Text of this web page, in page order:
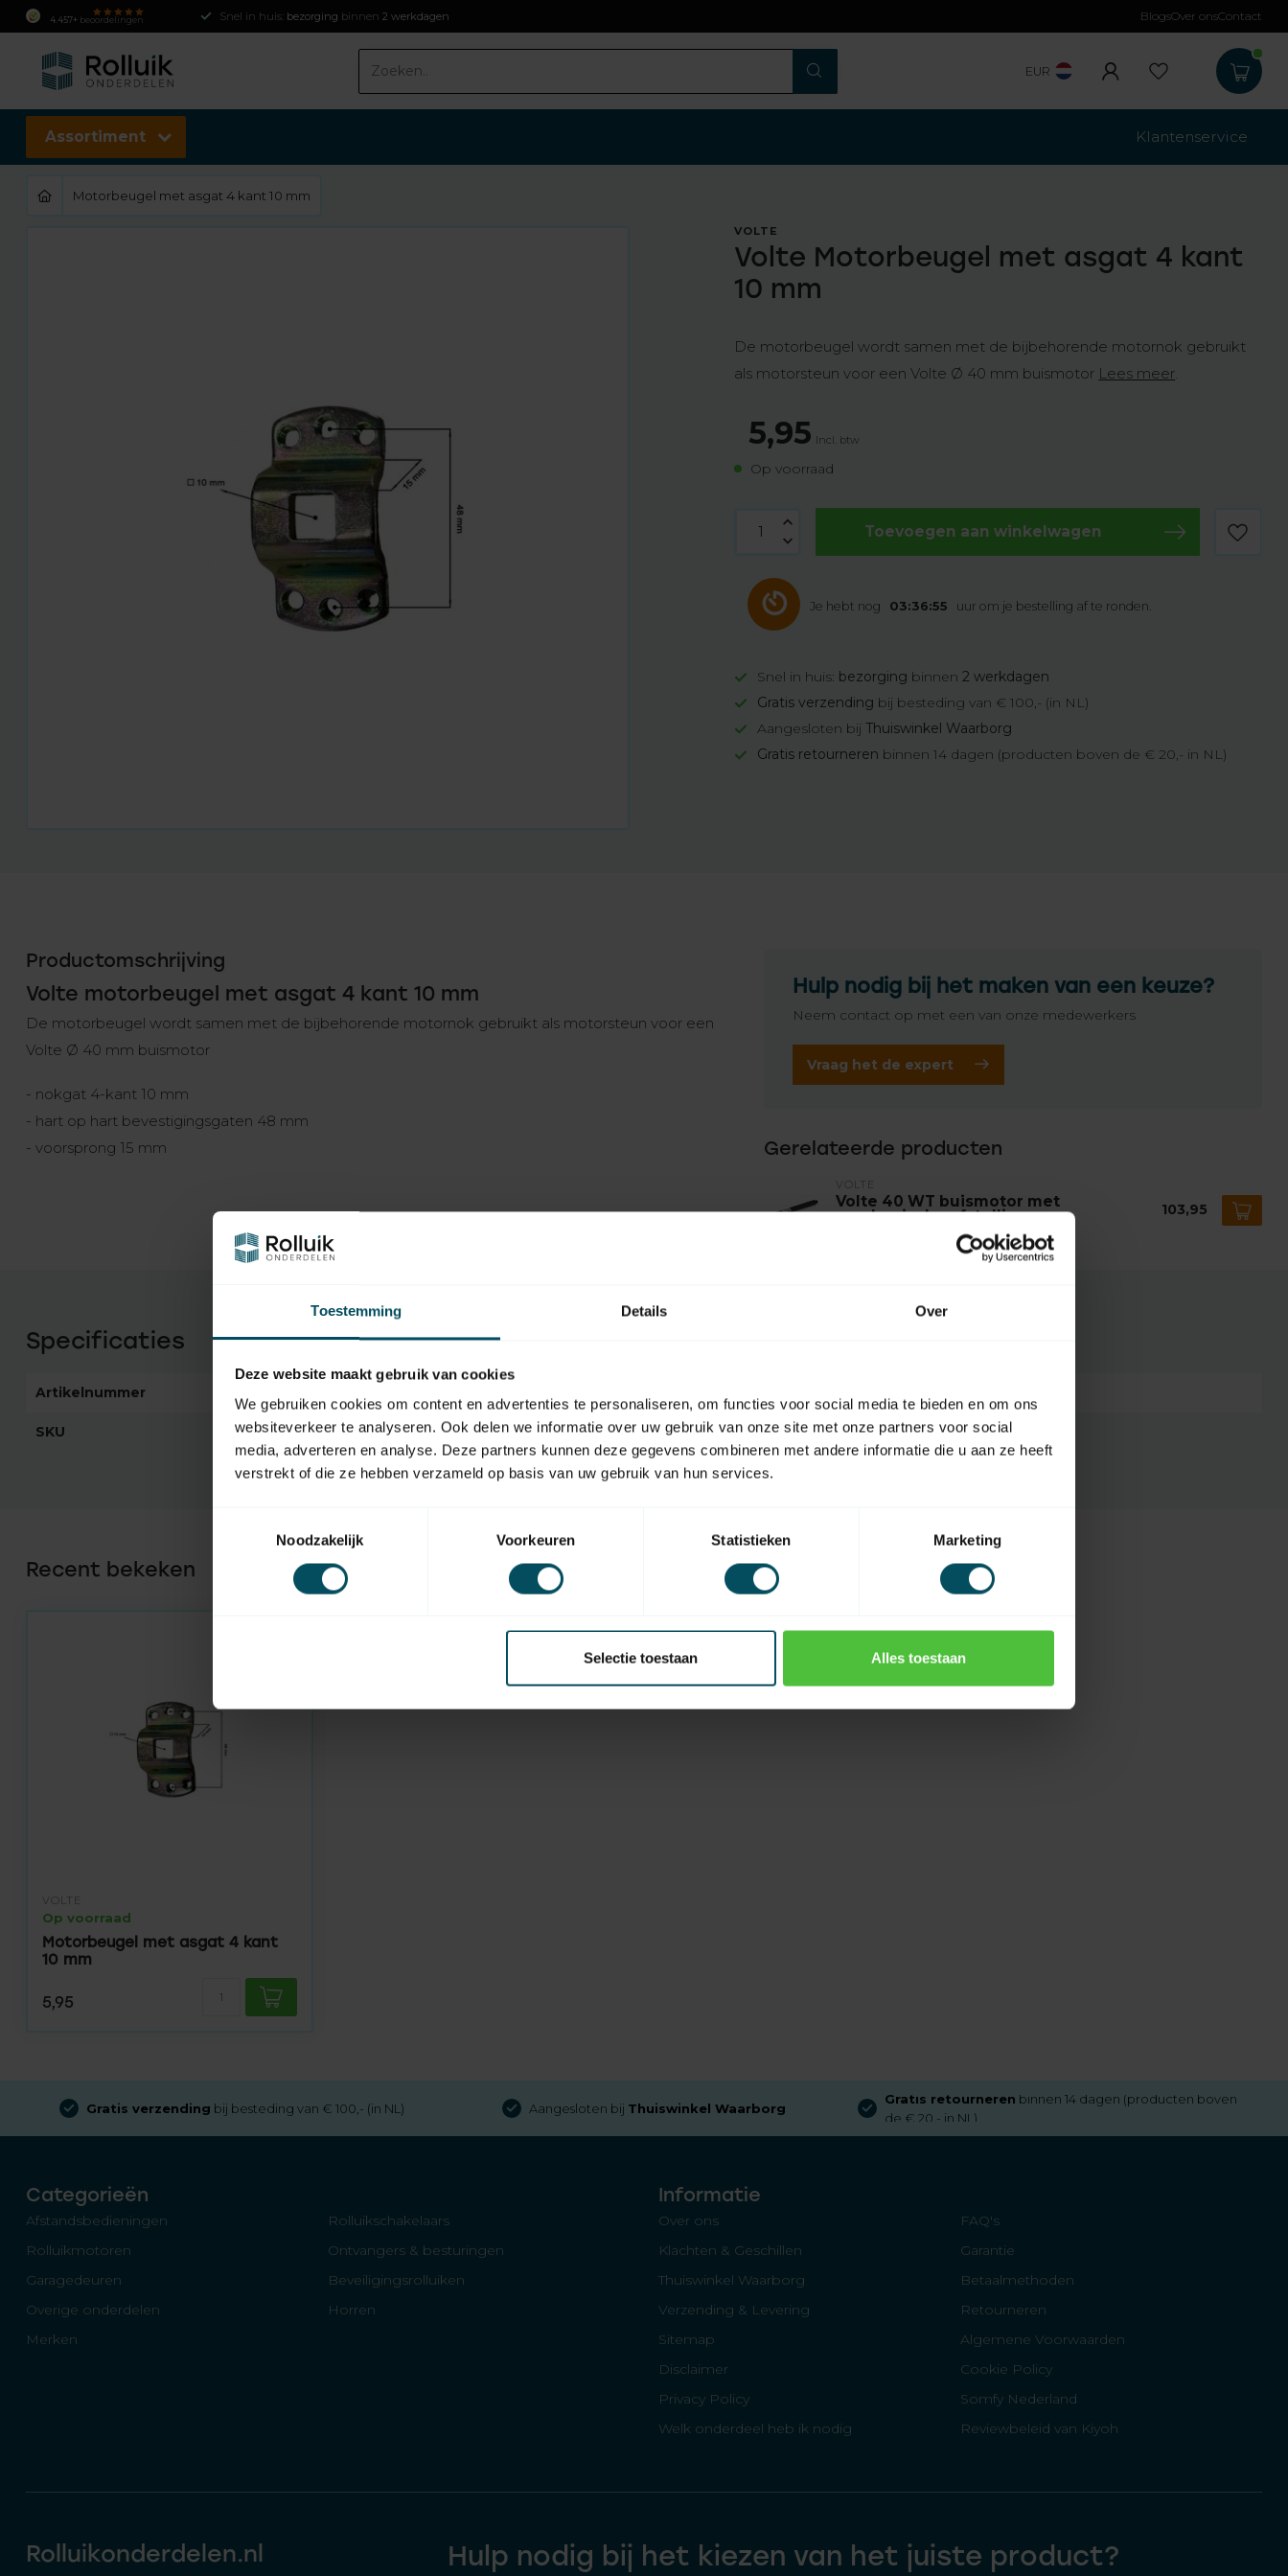
Toestemming Details Over
Deze website maakt gebruik van cookies
We gebruiken cookies om content en advertenties te personaliseren, om functies voor social media te bieden en om ons
websiteverkeer te analyseren. Ook delen we informatie over uw gebruik van onze site met onze partners voor social
media, adverteren en analyse. Deze partners kunnen deze gegevens combineren met andere informatie die u aan ze heeft
verstrekt of die ze hebben verzameld op basis van uw gebruik van hun services.
Noodzakelijk
Voorkeuren Statistieken Marketing
Selectie toestaan Alles toestaan
4.457+ beoordelingen Snel in huis: bezorging binnen 2 werkdagen Gratis verzending
BlogsOver onsContact
EUR
Assortiment Klantenservice
Motorbeugel met asgat 4 kant 10 mm
VOLTE
Volte Motorbeugel met asgat 4 kant
10 mm
De motorbeugel wordt samen met de bijbehorende motornok gebruikt
als motorsteun voor een Volte Ø 40 mm buismotor Lees meer.
5,95 Incl. btw
Op voorraad
Toevoegen aan winkelwagen
Je hebt nog 03:36:54 uur om je bestelling af te ronden.
Snel in huis: bezorging binnen2 werkdagen
Gratis verzending bij besteding van € 100,- (in NL)
Aangesloten bijThuiswinkel Waarborg
Gratis retourneren binnen 14 dagen (producten boven de € 20,- in NL)
Productomschrijving
Volte motorbeugel met asgat 4 kant 10 mm
De motorbeugel wordt samen met de bijbehorende motornok gebruikt als motorsteun voor een
Volte Ø 40 mm buismotor
- nokgat 4-kant 10 mm
- hart op hart bevestigingsgaten 48 mm
- voorsprong 15 mm
Hulp nodig bij het maken van een keuze?
Neem contact op met een van onze medewerkers
Vraag het de expert
Gerelateerde producten
VOLTE
Volte 40 WT buismotor met
mechanische afstelling 103,95
Specificaties
Artikelnummer
SKU 1000350
Recent bekeken
VOLTE
Op voorraad
Motorbeugel met asgat 4 kant
10 mm
5,95
Gratis verzending bij besteding van € 100,- (in NL) Aangesloten bij Thuiswinkel Waarborg
Gratis retourneren binnen 14 dagen (producten boven
de € 20,- in NL)
Categorieën
Afstandsbedieningen
Rolluikschakelaars
Rolluikmotoren
Ontvangers & besturingen
Garagedeuren
Beveiligingsrolluiken
Overige onderdelen
Horren
Merken
Informatie
Over ons
FAQ's
Klachten & Geschillen
Garantie
Thuiswinkel Waarborg
Betaalmethoden
Verzending & Levering
Retourneren
Sitemap
Algemene Voorwaarden
Disclaimer
Cookie Policy
Privacy Policy
Somfy Nederland
Welk onderdeel heb ik nodig
Reviewbeleid van Kiyoh
Rolluikonderdelen.nl Hulp nodig bij het kiezen van het juiste product?